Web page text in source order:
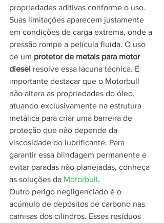
propriedades aditivas conforme o uso.
Suas limitações aparecem justamente
em condições de carga extrema, onde a
pressão rompe a película fluida. O uso
de um protetor de metais para motor
diesel resolve essa lacuna técnica. É
importante destacar que o Motorbull
não altera as propriedades do óleo,
atuando exclusivamente na estrutura
metálica para criar uma barreira de
proteção que não depende da
viscosidade do lubrificante. Para
garantir essa blindagem permanente e
evitar paradas não planejadas, conheça
as soluções da Motorbull.
Outro perigo negligenciado é o
acúmulo de depósitos de carbono nas
camisas dos cilindros. Esses resíduos